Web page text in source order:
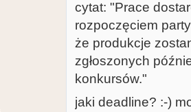
cytat: "Prace
rozpoczęciem
że produkcje
zgłoszonych
konkursów."
jaki deadline? :-)